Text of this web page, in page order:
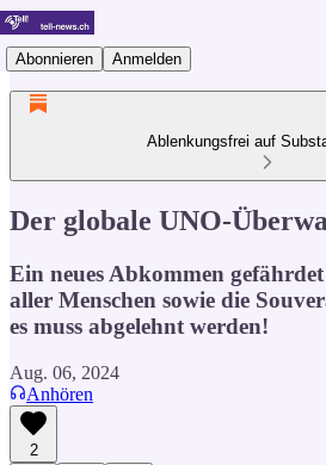
Abonnieren Anmelden
Ablenkungsfrei auf
Der globale UNO-
Ein neues Abkommen
aller Menschen sowie die
es muss abgelehnt werden!
Aug. 06, 2024
Anhören
2